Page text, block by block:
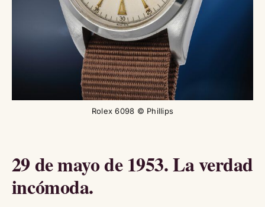
Rolex 6098 © Phillips
29 de mayo de 1953. La verdad
incómoda.